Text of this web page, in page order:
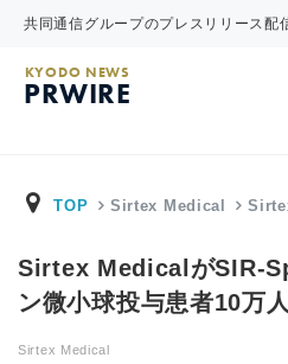
共同通信グループのプレスリリース配
KYODO NEWS
PRWIRE
TOP Sirtex Medical
Sirtex MedicalがSIR-
ン微小球投与患者10万
Sirtex Medical